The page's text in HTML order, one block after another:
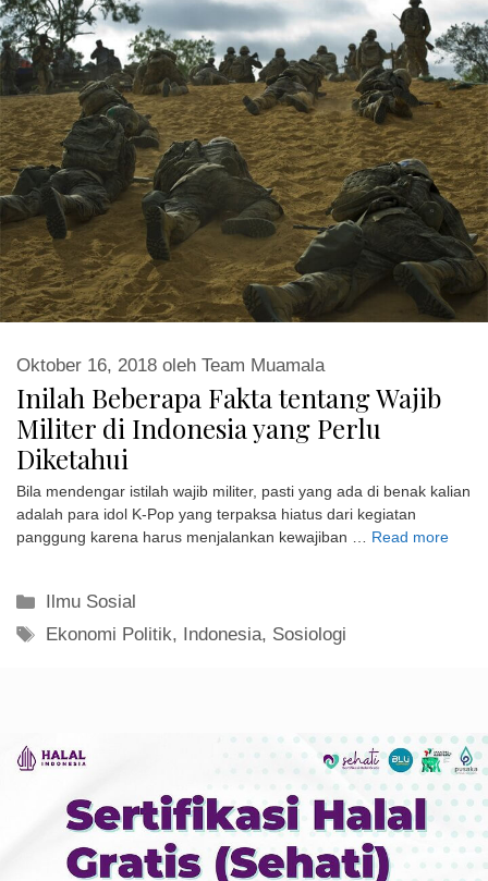
Inilah Beberapa Fakta tentang Wajib
Militer di Indonesia yang Perlu
Diketahui
Oktober 16, 2018 oleh Team Muamala
Bila mendengar istilah wajib militer, pasti yang ada di benak kalian
adalah para idol K-Pop yang terpaksa hiatus dari kegiatan
panggung karena harus menjalankan kewajiban … Read more
Kategori
Ilmu Sosial
Tag
Ekonomi Politik, Indonesia, Sosiologi